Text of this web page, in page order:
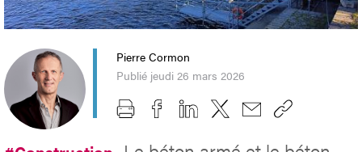
Pierre Cormon
Publié jeudi 26 mars 2026